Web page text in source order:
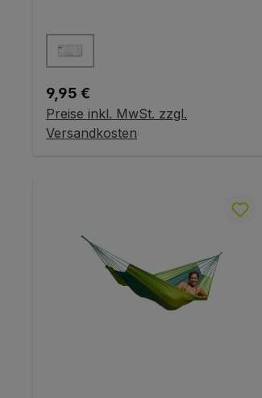
Farbe
Regulärer Preis:
9,95 €
Preise inkl. MwSt. zzgl.
Versandkosten
Variante wählen